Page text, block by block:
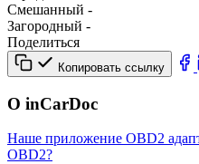
Смешанный -
Загородный -
Поделиться
Копировать ссылку
О inCarDoc
Наше приложение OBD2
OBD2?